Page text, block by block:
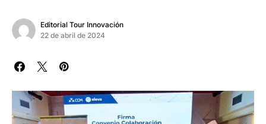
Editorial Tour Innovación
22 de abril de 2024